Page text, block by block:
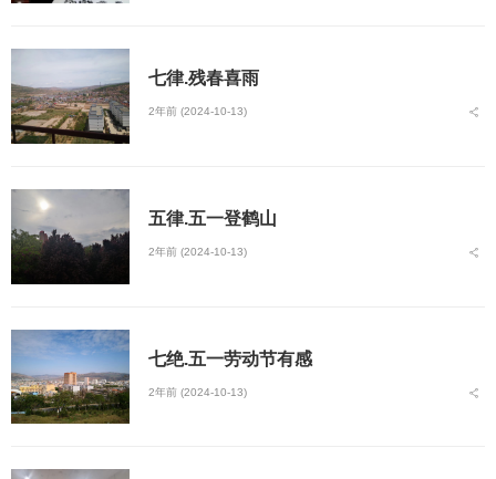
七律.残春喜雨
2年前 (2024-10-13)
五律.五一登鹤山
2年前 (2024-10-13)
七绝.五一劳动节有感
2年前 (2024-10-13)